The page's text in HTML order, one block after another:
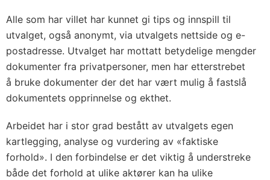
Alle som har villet har kunnet gi tips og innspill til
utvalget, også anonymt, via utvalgets nettside og e-
postadresse. Utvalget har mottatt betydelige mengder
dokumenter fra privatpersoner, men har etterstrebet
å bruke dokumenter der det har vært mulig å fastslå
dokumentets opprinnelse og ekthet.
Arbeidet har i stor grad bestått av utvalgets egen
kartlegging, analyse og vurdering av «faktiske
forhold». I den forbindelse er det viktig å understreke
både det forhold at ulike aktører kan ha ulike